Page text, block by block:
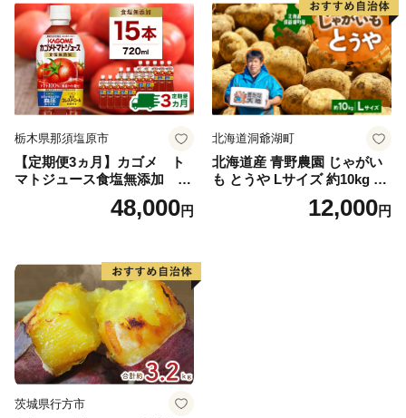
栃木県那須塩原市
【定期便3ヵ月】カゴメ ト
マトジュース食塩無添加 72
0ml PET×15本 1ケース 毎月
届く 3ヵ月 3回コース ns001-
48,000円
北海道洞爺湖町
北海道産 青野農園 じゃがい
も とうや Lサイズ 約10kg 20
26年10月初旬～12月下旬頃お
届け 先行予約 北海道 ジャガ
12,000円
茨城県行方市